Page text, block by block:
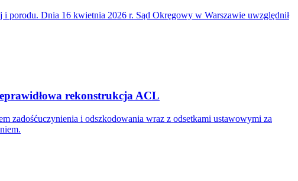
porodu. Dnia 16 kwietnia 2026 r. Sąd Okręgowy w Warszawie uwzględnił
rekonstrukcja ACL
zadośćuczynienia i odszkodowania wraz z odsetkami ustawowymi za